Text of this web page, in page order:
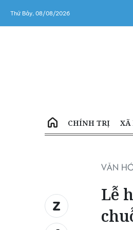
Thứ Bảy, 08/08/2026
CHÍNH TRỊ XÃ
VĂN
Lễ